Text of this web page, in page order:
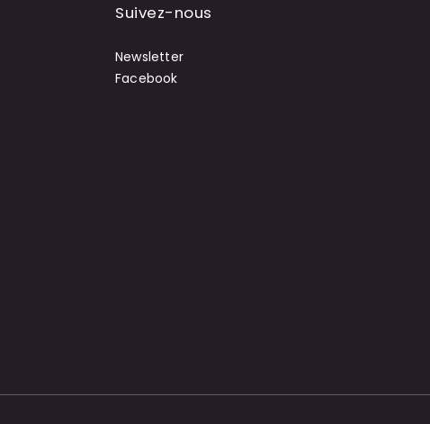
Suivez-nous
Newsletter
Facebook